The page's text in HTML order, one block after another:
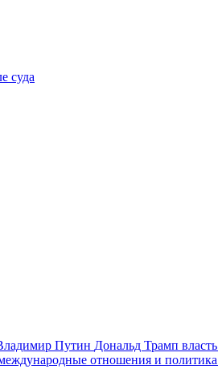
суда
Путин Дональд Трамп власть
отношения и политика